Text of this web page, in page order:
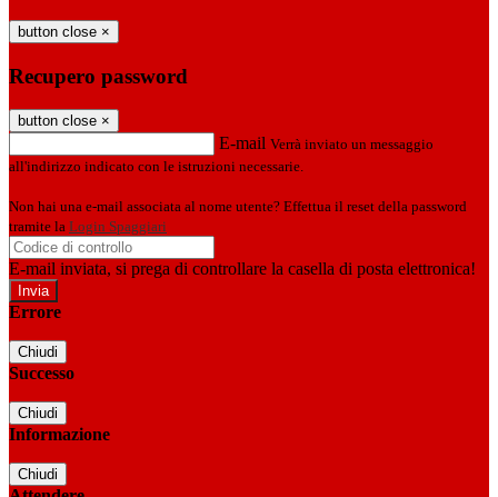
button close ×
Recupero password
button close ×
E-mail Verrà inviato un messaggio
all'indirizzo indicato con le istruzioni necessarie.
Non hai una e-mail associata al nome utente? Effettua il reset della password
tramite la Login Spaggiari
E-mail inviata, si prega di controllare la casella di posta elettronica!
Errore
Chiudi
Successo
Chiudi
Informazione
Chiudi